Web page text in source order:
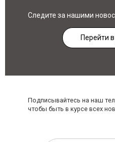
Следите за нашими
Перейти
Подписывайтесь на наш
чтобы быть в курсе всех